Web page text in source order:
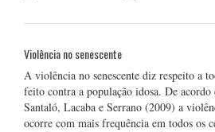
Violência no senescente
A violência no senescente diz respeito a
feito contra a população idosa. De acordo
Santaló, Lacaba e Serrano (2009) a
ocorre com mais frequência em todos os